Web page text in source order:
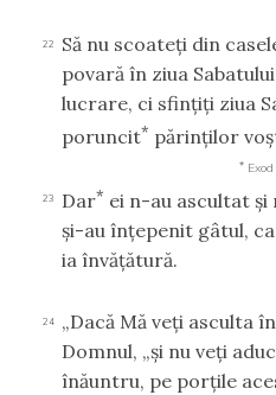
22
Să nu scoateţi din
povară în ziua
lucrare, ci sfinţiţi ziua
poruncit* părinţilor
*
23 Dar* ei n-au ascultat
şi-au înţepenit gâtul,
ia învăţătură.
24
„Dacă Mă veţi asculta
Domnul, „şi nu veţi
înăuntru, pe porţile